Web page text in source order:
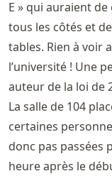
E » qui auraient
tous les côtés et
tables. Rien à voir
l’université ! Une
auteur de la loi de
La salle de 104
certaines
donc pas passées
heure après le